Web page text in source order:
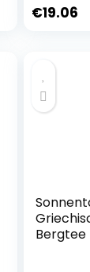
€19.06
Bergtee